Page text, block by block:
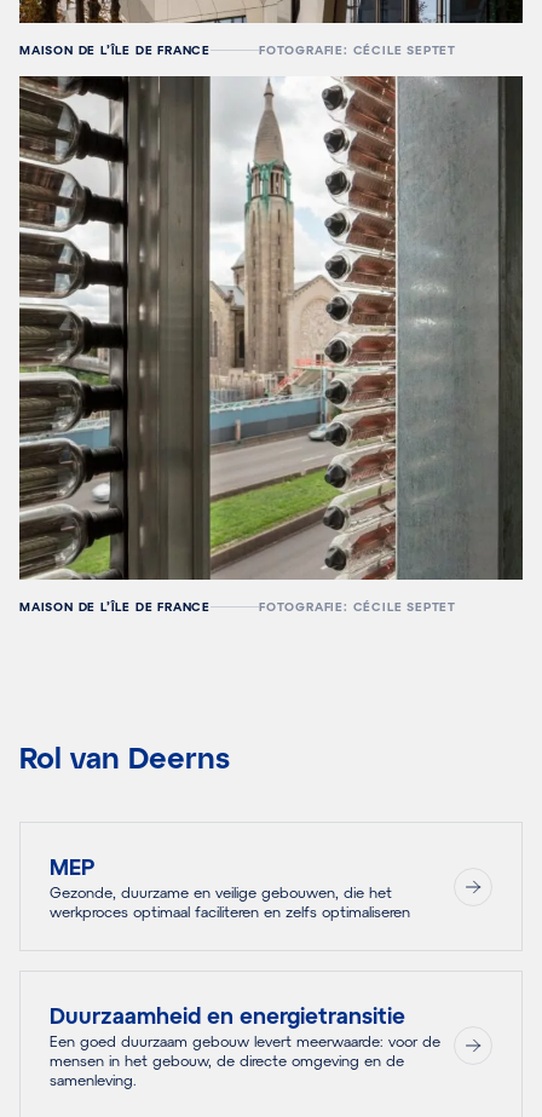
MAISON DE L’ÎLE DE FRANCE FOTOGRAFIE: CÉCILE SEPTET
MAISON DE L’ÎLE DE FRANCE FOTOGRAFIE: CÉCILE SEPTET
Rol van Deerns
MEP
Gezonde, duurzame en veilige gebouwen, die het
werkproces optimaal faciliteren en zelfs optimaliseren
Duurzaamheid en energietransitie
Een goed duurzaam gebouw levert meerwaarde: voor de
mensen in het gebouw, de directe omgeving en de
samenleving.